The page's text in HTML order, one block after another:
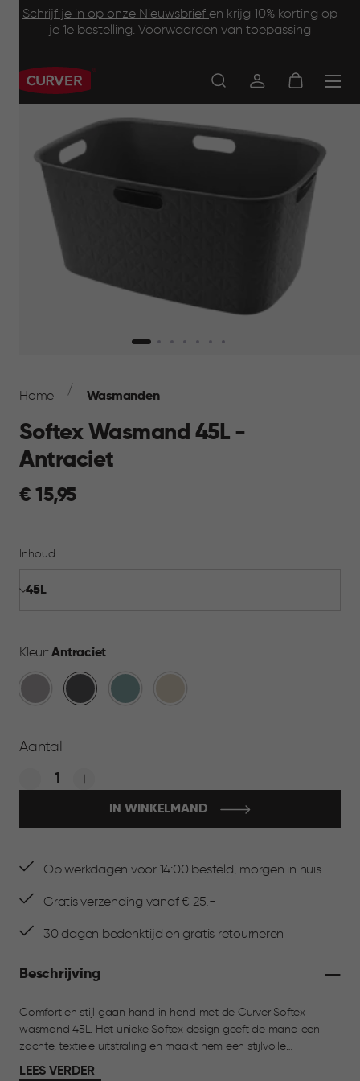
Schrijf je in op onze Nieuwsbrief en krijg 10% korting op
je 1e bestelling. Voorwaarden van toepassing
Main
navigation
Navigation
Home Wasmanden
Softex Wasmand 45L -
Antraciet
€
€ 15,95
Inhoud
Kleur:Antraciet
Taupe AntracietBlauw Beige
Aantal
Quantity:
IN WINKELMAND
Op werkdagen voor 14:00 besteld, morgen in huis
Gratis verzending vanaf € 25,-
30 dagen bedenktijd en gratis retourneren
Beschrijving
Comfort en stijl gaan hand in hand met de Curver Softex
wasmand 45L. Het unieke Softex design geeft de mand een
zachte, textiele uitstraling en maakt hem een stijlvolle
eyecatcher in huis. Dankzij de vier comfortabele handgrepen
LEES VERDER
Footer